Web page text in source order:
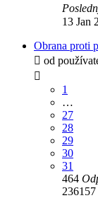
13 Jan
Obrana proti
od
1
…
27
28
29
30
31
464
236157